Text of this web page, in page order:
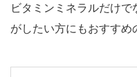
ビタミンミネラルだけで
がしたい方にもおすすめ